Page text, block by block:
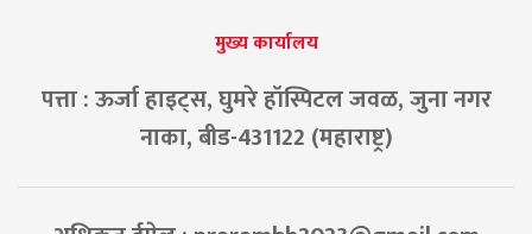
मुख्य कार्यालय
पत्ता : ऊर्जा हाइट्स, घुमरे हॉस्पिटल जवळ, जुना नगर
नाका, बीड-431122 (महाराष्ट्र)